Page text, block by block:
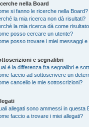
nella Board
si fanno le ricerche nella Board?
la mia ricerca non dà risultati?
la mia ricerca dà come
posso cercare un utente?
posso trovare i miei messaggi e
e segnalibri
è la differenza fra segnalibri e
faccio ad sottoscrivere un
cancello le mie sottoscrizioni?
allegati sono ammessi in questa
faccio a trovare i miei allegati?